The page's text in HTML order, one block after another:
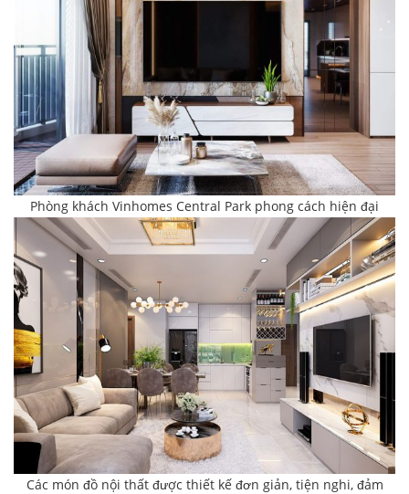
Phòng khách Vinhomes Central Park phong cách hiện đại
Các món đồ nội thất được thiết kế đơn giản, tiện nghi, đảm